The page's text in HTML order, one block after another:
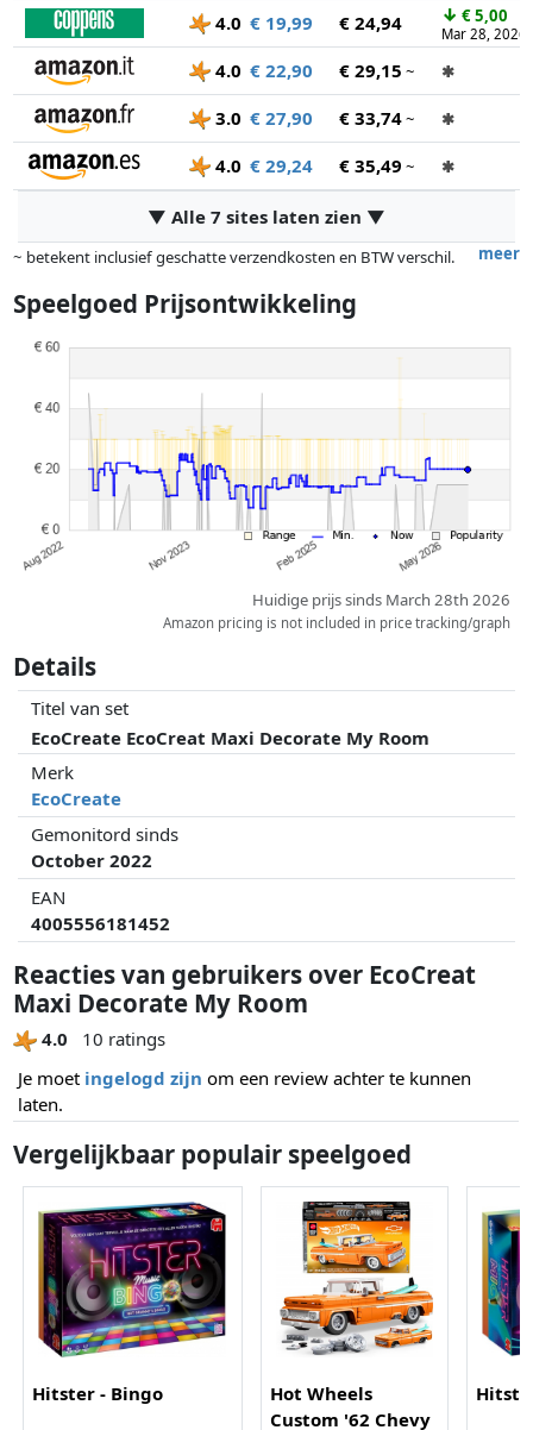
4.0 € 19,99 € 24,94 ↓ € 5,00
Mar 28, 2026
4.0 € 22,90 € 29,15 ~ ✱
3.0 € 27,90 € 33,74~ ✱
4.0 € 29,24 € 35,49 ~ ✱
▼ Alle 7 sites laten zien ▼
meer
~ betekent inclusief geschatte verzendkosten en BTW verschil.
gewicht.
controle. Volgorde is puur op basis van prijs, vergoedingen door
partners hebben hier geen enkele invoed op. Alleen bij gelijke prijzen
kunnen historische prestaties de volgorde beïnvloeden.
Speelgoed Prijsontwikkeling
Huidige prijs sinds March 28th 2026
Amazon pricing is not included in price tracking/graph
Details
Titel van set
EcoCreate EcoCreat Maxi Decorate My Room
Merk
EcoCreate
Gemonitord sinds
October 2022
EAN
4005556181452
Reacties van gebruikers over EcoCreat
Maxi Decorate My Room
4.0
10 ratings
Je moet ingelogd zijn om een review achter te kunnen
laten.
Vergelijkbaar populair speelgoed
Hitster - Bingo
Hot Wheels
Custom '62 Chevy